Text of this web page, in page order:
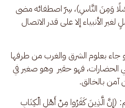
وَمِنَ النَّاسِ)، سِرّ اصطفائه مضى
الأنبياء إلا على قدر الاتصال
جاء بعلوم الشرق والغرب من طرفها
الحضارات، فهو حقير  وهو صغير في
آمن بالخالق.
(إِنَّ الَّذِينَ كَفَرُوا مِنْ أَهْلِ الْكِتَابِ